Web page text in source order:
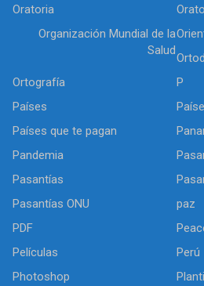
Oratoria
Organización Mundial de la
Salud
Ortografía
P
Países
Países que te pagan
Pandemia
Pasantías
Pasantías ONU
paz
PDF
Películas
Perú
Photoshop